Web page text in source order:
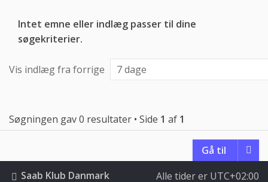
Intet emne eller indlæg passer til dine
søgekriterier.
Vis indlæg fra forrige
Søgningen gav 0 resultater • Side 1 af 1
Gå til
Saab Klub Danmark
Alle tider er UTC+02:00